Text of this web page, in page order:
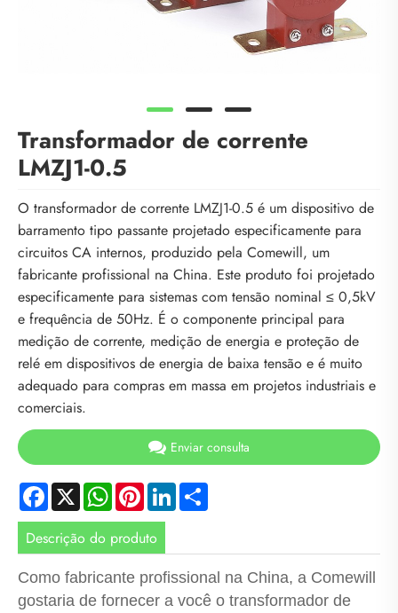
Transformador de corrente
LMZJ1-0.5
O transformador de corrente LMZJ1-0.5 é um dispositivo de
barramento tipo passante projetado especificamente para
circuitos CA internos, produzido pela Comewill, um
fabricante profissional na China. Este produto foi projetado
especificamente para sistemas com tensão nominal ≤ 0,5kV
e frequência de 50Hz. É o componente principal para
medição de corrente, medição de energia e proteção de
relé em dispositivos de energia de baixa tensão e é muito
adequado para compras em massa em projetos industriais e
comerciais.
Enviar consulta
Facebook
X WhatsApp
PinterestLinkedIn
Descrição do produto
Como fabricante profissional na China, a Comewill
gostaria de fornecer a você o transformador de